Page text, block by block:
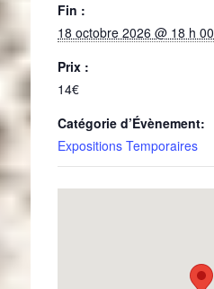
Fin :
18 octobre 2026 @ 18 h 00
Prix :
14€
Catégorie d’Évènement:
Expositions Temporaires